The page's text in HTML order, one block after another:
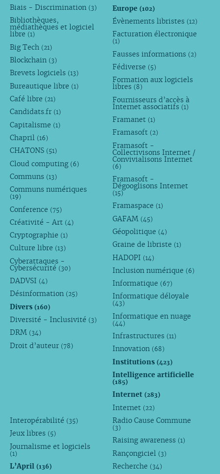
Biais - Discrimination (3)
Bibliothèques,
médiathèques et logiciel
libre (1)
Big Tech (21)
Blockchain (3)
Brevets logiciels (13)
Bureautique libre (1)
Café libre (21)
Candidats.fr (1)
Capitalisme (1)
Chapril (16)
CHATONS (51)
Cloud computing (6)
Communs (13)
Communs numériques
(19)
Conference (75)
Créativité - Art (4)
Cryptographie (1)
Culture libre (13)
Cyberattaques -
Cybersécurité (30)
DADVSI (4)
Désinformation (25)
Divers (160)
Diversité - Inclusivité (3)
DRM (34)
Droit d’auteur (78)
Europe(102)
Évènements libristes (12)
Facturation électronique
(1)
Fausses informations (2)
Fédiverse (5)
Formation aux logiciels
libres (8)
Fournisseurs d’accès à
Internet associatifs (1)
Framanet (1)
Framasoft (2)
Framasoft -
Collectivisons Internet /
Convivialisons Internet
(6)
Framasoft -
Dégooglisons Internet
(15)
Framaspace (1)
GAFAM (45)
Géopolitique (4)
Graine de libriste (1)
HADOPI (14)
Inclusion numérique (6)
Informatique (67)
Informatique déloyale
(43)
Informatique en nuage
(44)
Infrastructures (11)
Innovation (68)
Institutions(423)
Intelligence artificielle
(185)
Internet(283)
Internet (22)
Interopérabilité (35)
Jeux libres (5)
Journalisme et logiciels
(1)
L’April (136)
Radio Cause Commune
(3)
Raising awareness (1)
Rançongiciel (3)
Recherche (34)